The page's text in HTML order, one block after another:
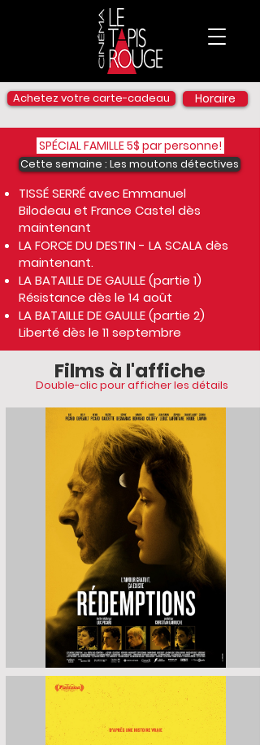
Achetez votre carte-cadeau Horaire
SPÉCIAL FAMILLE 5$ par personne!
Cette semaine : Les moutons détectives
TISSÉ SERRÉ avec Emmanuel
Bilodeau et France Castel dès
maintenant
LA FORCE DU DESTIN - LA SCALA dès
maintenant.
LA BATAILLE DE GAULLE (partie 1)
Résistance dès le 14 août
LA BATAILLE DE GAULLE (partie 2)
Liberté dès le 11 septembre
Films à l'affiche
Double-clic pour afficher les détails